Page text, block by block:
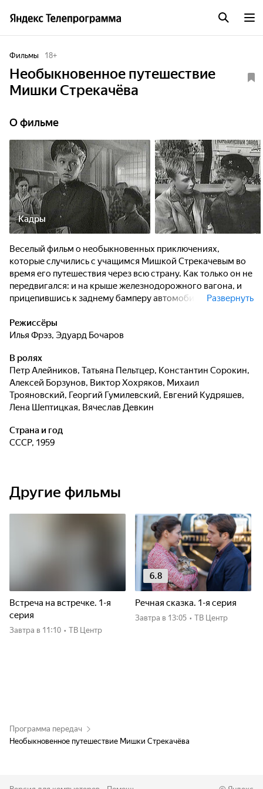
Фильмы 18+
Необыкновенное путешествие
Мишки Стрекачёва
О фильме
Кадры
Веселый фильм о необыкновенных приключениях,
которые случились с учащимся Мишкой Стрекачевым во
время его путешествия через всю страну. Как только он не
передвигался: и на крыше железнодорожного вагона, и
прицепившись к заднему бамперу автомобиля, и вплавь
умение прийти на помощь товарищу - эти человеческие
качества были его верными помощниками в преодолении
самому себе, что только человек, обладающий такими
качествами, достоин звания Человек с большой буквы.
Развернуть
Режиссёры
Илья Фрэз, Эдуард Бочаров
В ролях
Петр Алейников, Татьяна Пельтцер, Константин Сорокин,
Алексей Борзунов, Виктор Хохряков, Михаил
Трояновский, Георгий Гумилевский, Евгений Кудряшев,
Лена Шептицкая, Вячеслав Девкин
Страна и год
СССР, 1959
Другие фильмы
Встреча на встречке. 1-я
серия
Завтра в 11:10 • ТВ Центр
6.8
Речная сказка. 1-я серия
Завтра в 13:05 • ТВ Центр
Программа передач
Необыкновенное путешествие Мишки Стрекачёва